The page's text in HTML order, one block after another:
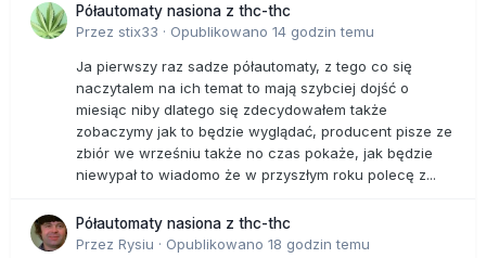
Półautomaty nasiona z thc-thc
Przez stix33 · Opublikowano 14 godzin temu
Ja pierwszy raz sadze półautomaty, z tego co się
naczytalem na ich temat to mają szybciej dojść o
miesiąc niby dlatego się zdecydowałem także
zobaczymy jak to będzie wyglądać, producent pisze ze
zbiór we wrześniu także no czas pokaże, jak będzie
niewypał to wiadomo że w przyszłym roku polecę z...
Półautomaty nasiona z thc-thc
Przez Rysiu · Opublikowano 18 godzin temu